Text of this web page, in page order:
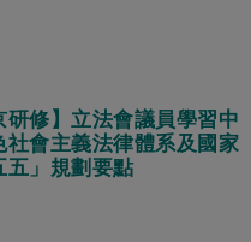
研修】立法會議員學習中
社會主義法律體系及國家
五」規劃要點